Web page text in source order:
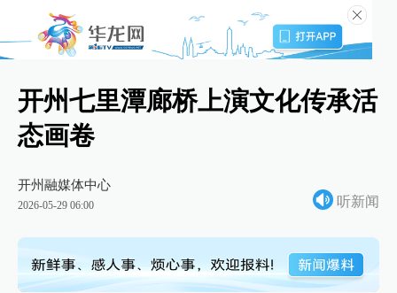
开州七里潭廊桥上演文化传承活
态画卷
开州融媒体中心
2026-05-29 06:00 听新闻